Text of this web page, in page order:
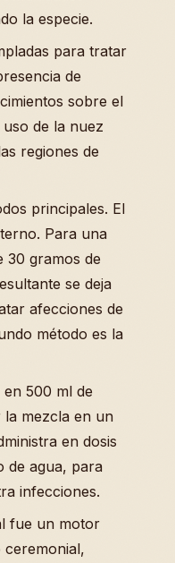
la especie.
para tratar
de
sobre el
de la nuez
regiones de
principales. El
Para una
30 gramos de
se deja
afecciones de
método es la
500 ml de
la mezcla en un
en dosis
de agua, para
infecciones.
fue un motor
ceremonial,